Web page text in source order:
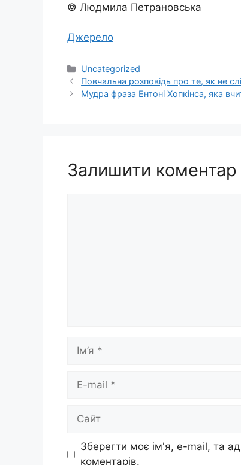
© Людмила Петрановська
Джерело
Категорії
Uncategorized
Повчальна розповідь про те, як не
Мудра фраза Ентоні Хопкінса, яка
Залишити коментар
Ім’я
Сайт
Зберегти моє ім'я, e-mail, та
коментарів.